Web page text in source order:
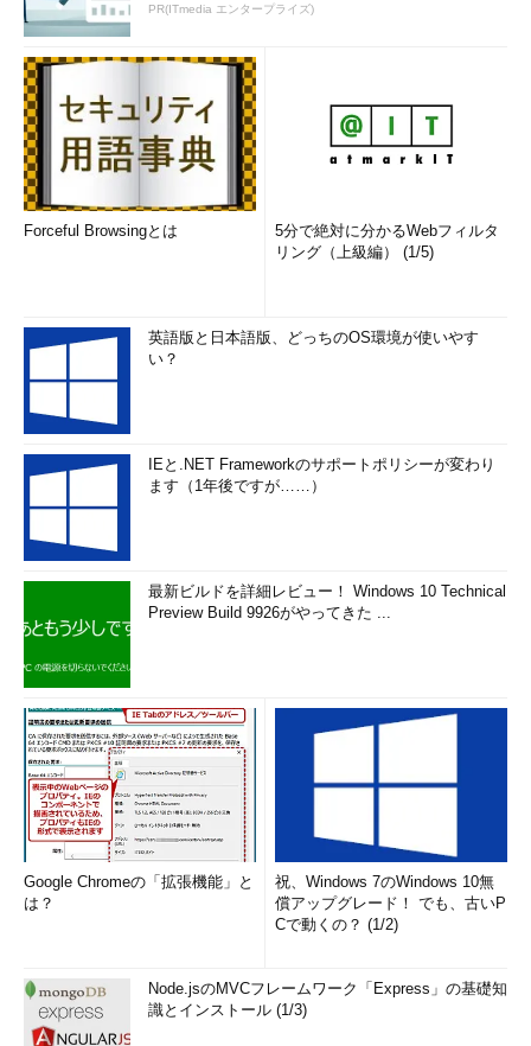
PR(ITmedia エンタープライズ)
Forceful Browsingとは
5分で絶対に分かるWebフィルタ
リング（上級編） (1/5)
英語版と日本語版、どっちのOS環境が使いやす
い？
IEと.NET Frameworkのサポートポリシーが変わり
ます（1年後ですが……）
最新ビルドを詳細レビュー！ Windows 10 Technical
Preview Build 9926がやってきた ...
Google Chromeの「拡張機能」と
は？
祝、Windows 7のWindows 10無
償アップグレード！ でも、古いP
Cで動くの？ (1/2)
Node.jsのMVCフレームワーク「Express」の基礎知
識とインストール (1/3)